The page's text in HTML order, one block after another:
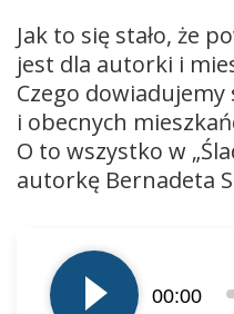
Jak to się stało, że
jest dla autorki i
Czego dowiadujemy
i obecnych
O to wszystko w
autorkę Bernadeta
plików
dźwiękowych
00:00